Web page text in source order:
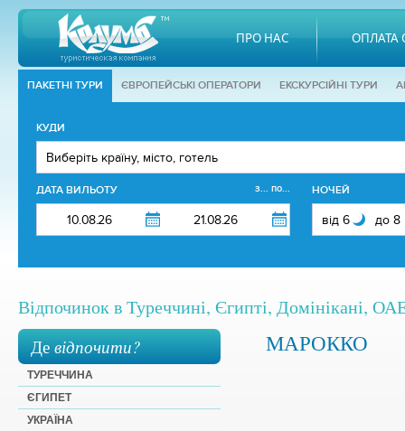
ПРО НАС ОПЛАТА
ПАКЕТНІ ТУРИ ЄВРОПЕЙСЬКІ ОПЕРАТОРИ EКСКУРСІЙНІ ТУРИ
КУДИ
ДАТА ВИЛЬОТУ з... по... НОЧЕЙ
Відпочинок в Туреччині, Єгипті, Домінікані,
Девідпочити?
ТУРЕЧЧИНА
ЄГИПЕТ
УКРАЇНА
МАРОККО